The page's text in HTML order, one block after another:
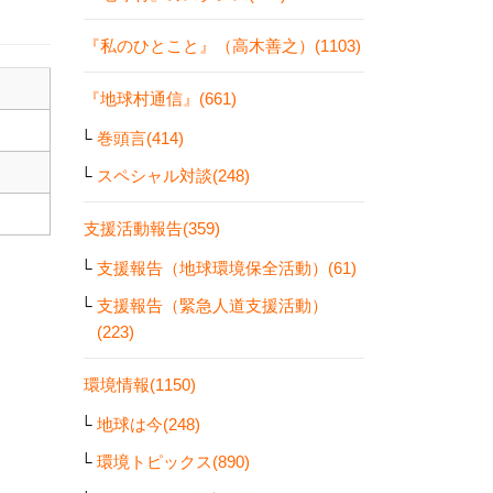
『私のひとこと』（高木善之）(1103)
『地球村通信』(661)
巻頭言(414)
スペシャル対談(248)
支援活動報告(359)
支援報告（地球環境保全活動）(61)
支援報告（緊急人道支援活動）
(223)
環境情報(1150)
地球は今(248)
環境トピックス(890)